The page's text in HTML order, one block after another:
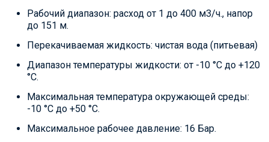
Рабочий диапазон: расход от 1 до 400 м3/ч., напор
до 151 м.
Перекачиваемая жидкость: чистая вода (питьевая)
Диапазон температуры жидкости: от -10 °C до +120
°C.
Максимальная температура окружающей среды:
-10 °C до +50 °C.
Максимальное рабочее давление: 16 Бар.